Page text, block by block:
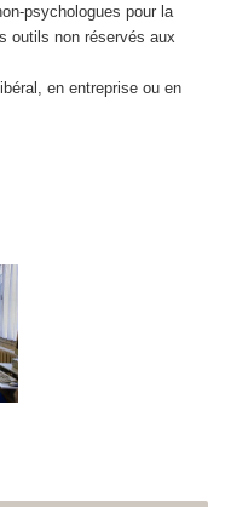
psychologues pour la
outils non réservés aux
en entreprise ou en